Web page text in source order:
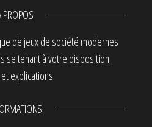
PROPOS
de jeux de société modernes
se tenant à votre disposition
explications.